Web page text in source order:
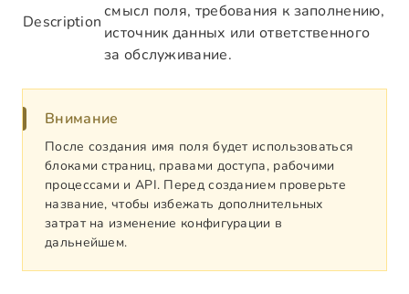
Description
смысл поля, требования к заполнению,
источник данных или ответственного
за обслуживание.
Внимание
После создания имя поля будет использоваться
блоками страниц, правами доступа, рабочими
процессами и API. Перед созданием проверьте
название, чтобы избежать дополнительных
затрат на изменение конфигурации в
дальнейшем.